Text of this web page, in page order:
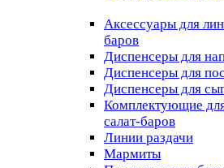
Аксессуары для
баров
Диспенсеры для
Диспенсеры для
Диспенсеры для
Комплектующие
салат-баров
Линии раздачи
Мармиты